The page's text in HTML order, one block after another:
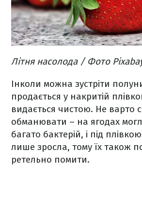
Літня насолода / Фото
Інколи можна зустріти
продається у накритій
видається чистою. Не варто
обманювати – на ягодах
багато бактерій, і під плівкою
лише зросла, тому їх також
ретельно помити.